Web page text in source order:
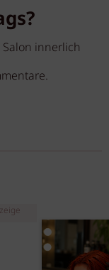
innerlich